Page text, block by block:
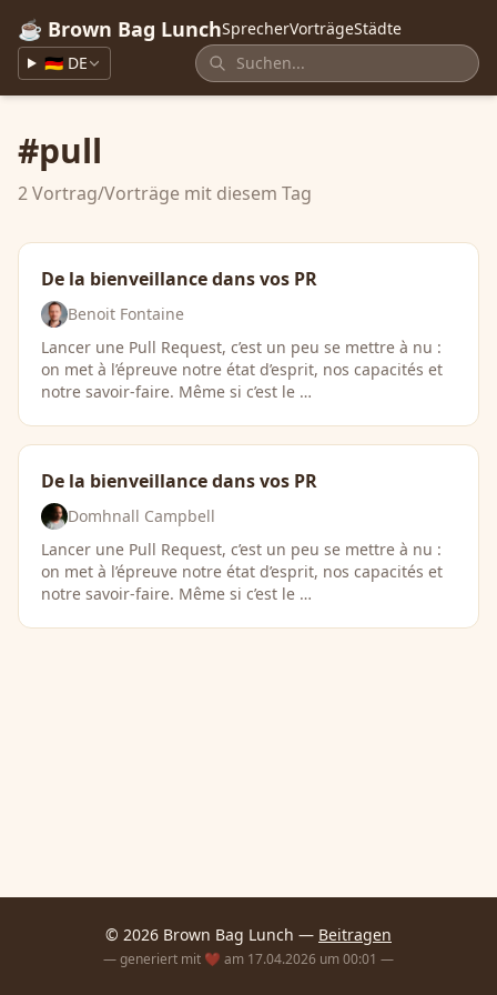
☕ Brown Bag LunchSprecherVorträgeStädte
🇩🇪 DE
#pull
2 Vortrag/Vorträge mit diesem Tag
De la bienveillance dans vos PR
Benoit Fontaine
Lancer une Pull Request, c’est un peu se mettre à nu :
on met à l’épreuve notre état d’esprit, nos capacités et
notre savoir-faire. Même si c’est le …
De la bienveillance dans vos PR
Domhnall Campbell
Lancer une Pull Request, c’est un peu se mettre à nu :
on met à l’épreuve notre état d’esprit, nos capacités et
notre savoir-faire. Même si c’est le …
© 2026 Brown Bag Lunch — Beitragen
— generiert mit ❤️ am 17.04.2026 um 00:01 —